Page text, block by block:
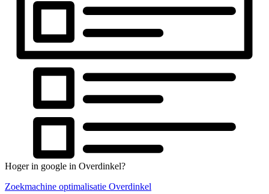
Hoger in google in Overdinkel?
Zoekmachine optimalisatie Overdinkel